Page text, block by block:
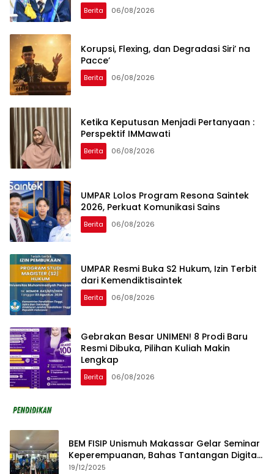
Berita 06/08/2026
Korupsi, Flexing, dan Degradasi Siri’ na
Pacce’
Berita 06/08/2026
Ketika Keputusan Menjadi Pertanyaan :
Perspektif IMMawati
Berita 06/08/2026
UMPAR Lolos Program Resona Saintek
2026, Perkuat Komunikasi Sains
Berita 06/08/2026
UMPAR Resmi Buka S2 Hukum, Izin Terbit
dari Kemendiktisaintek
Berita 06/08/2026
Gebrakan Besar UNIMEN! 8 Prodi Baru
Resmi Dibuka, Pilihan Kuliah Makin
Lengkap
Berita 06/08/2026
BEM FISIP Unismuh Makassar Gelar Seminar
Keperempuanan, Bahas Tantangan Digital
dan Budaya Lokal
19/12/2025